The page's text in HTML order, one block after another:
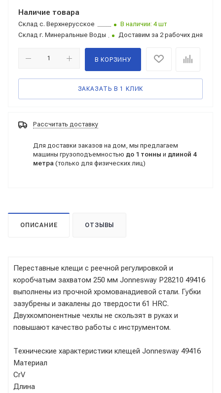
Наличие товара
Склад с. Верхнерусское
В наличии: 4 шт
Склад г. Минеральные Воды Доставим за 2 рабочих дня
В КОРЗИНУ
ЗАКАЗАТЬ В 1 КЛИК
Рассчитать доставку
Для доставки заказов на дом, мы предлагаем
машины грузоподъемностью до 1 тонны и длиной 4
метра (только для физических лиц)
ОПИСАНИЕ ОТЗЫВЫ
Переставные клещи с реечной регулировкой и
коробчатым захватом 250 мм Jonnesway P28210 49416
выполнены из прочной хромованадиевой стали. Губки
зазубрены и закалены до твердости 61 HRC.
Двухкомпонентные чехлы не скользят в руках и
повышают качество работы с инструментом.
Технические характеристики клещей Jonnesway 49416
Материал
CrV
Длина